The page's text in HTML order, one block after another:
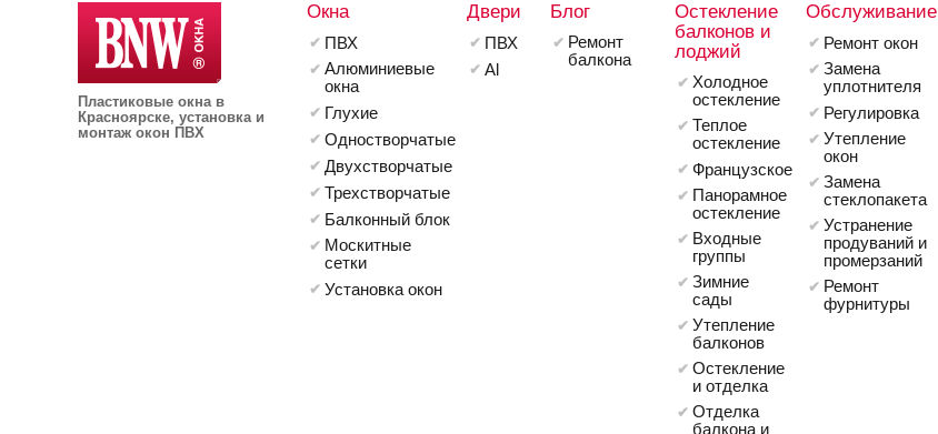
Пластиковые окна в
Красноярске, установка и
монтаж окон ПВХ
Окна
ПВХ
Алюминиевые
окна
Глухие
Одностворчатые
Двухстворчатые
Трехстворчатые
Балконный блок
Москитные
сетки
Установка окон
Двери
ПВХ
Al
Блог
Ремонт
балкона
Остекление
балконов и
лоджий
Холодное
остекление
Теплое
остекление
Французское
Панорамное
остекление
Входные
группы
Зимние
сады
Утепление
балконов
Остекление
и отделка
Отделка
балкона и
Обслуживание
Ремонт окон
Замена
уплотнителя
Регулировка
Утепление
окон
Замена
стеклопакета
Устранение
продуваний и
промерзаний
Ремонт
фурнитуры